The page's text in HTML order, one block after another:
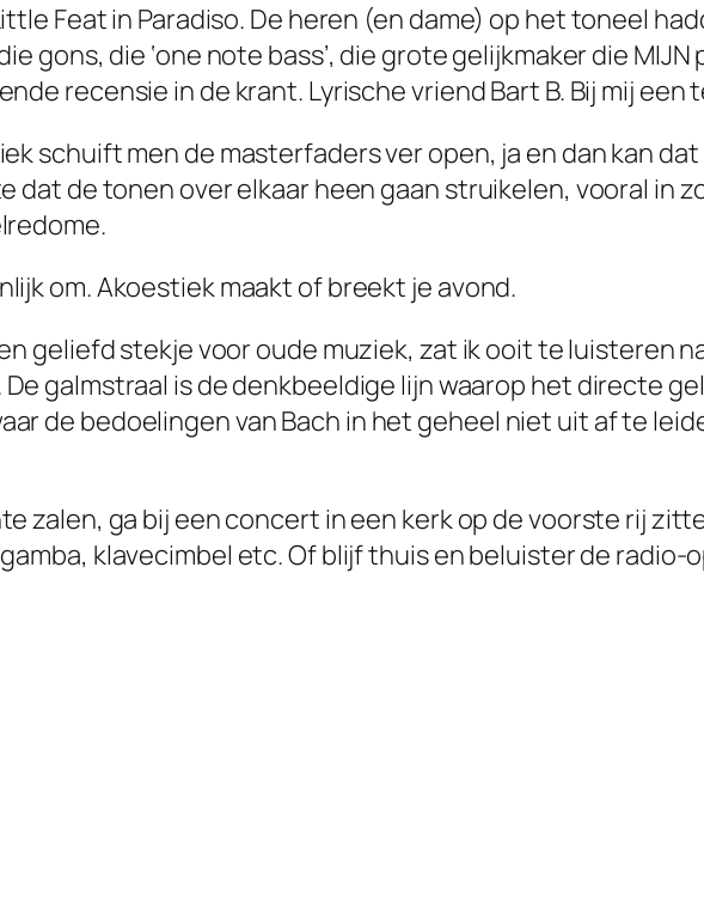
Feat in Paradiso. De heren (en dame) op het toneel
gons, die ‘one note bass’, die grote gelijkmaker die
recensie in de krant. Lyrische vriend Bart B. Bij mij
schuift men de masterfaders ver open, ja en dan kan
dat de tonen over elkaar heen gaan struikelen, vooral in
om. Akoestiek maakt of breekt je avond.
geliefd stekje voor oude muziek, zat ik ooit te luisteren
galmstraal is de denkbeeldige lijn waarop het directe
de bedoelingen van Bach in het geheel niet uit af te
zalen, ga bij een concert in een kerk op de voorste rij
klavecimbel etc. Of blijf thuis en beluister de radio-